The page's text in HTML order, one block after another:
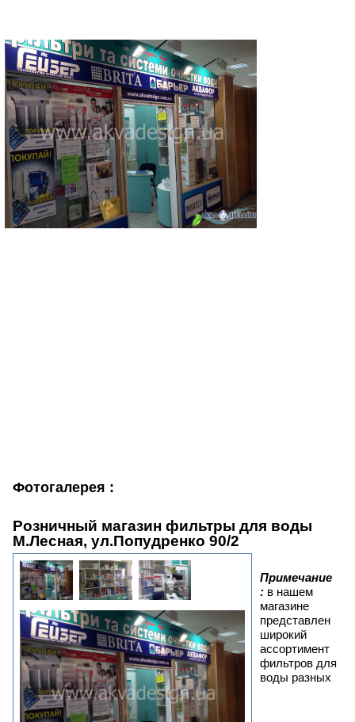
Фотогалерея :
Розничный магазин фильтры для воды
М.Лесная, ул.Попудренко 90/2
Примечание
: в нашем
магазине
представлен
широкий
ассортимент
фильтров для
воды разных